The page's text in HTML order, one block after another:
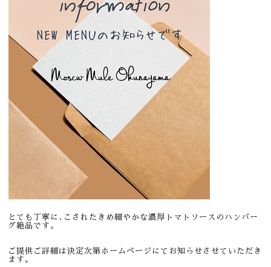
とても丁寧に､こされたきめ細やかな濃厚トマトソースのハンバー
グ絶品です。
ご提供ご詳細は決定次第ホームページにてお知らせさせていただき
ます。